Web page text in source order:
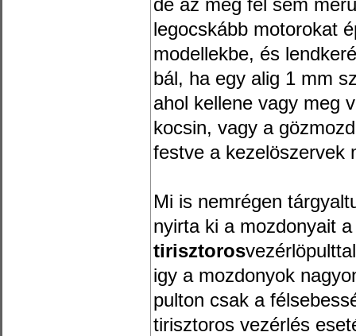
de az még fel sem
legocskább motorokat
modellekbe, és
bál, ha egy alig 1 mm
ahol kellene vagy meg
kocsin, vagy a
festve a kezelöszervek
Mi is nemrégen
nyirta ki a mozdonyait
tirisztoros
igy a mozdonyok
pulton csak a
tirisztoros vezérlés